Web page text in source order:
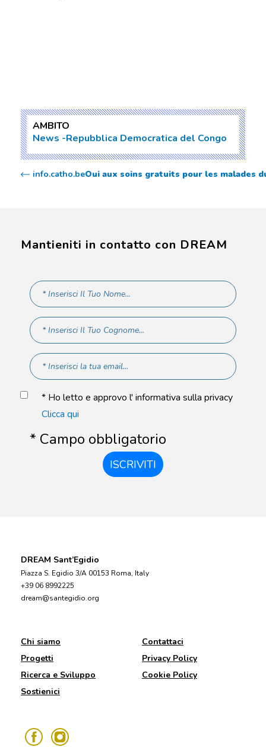
AMBITO
News Repubblica Democratica del Congo
info.catho.beOui aux soins gratuits pour les malades
Mantieniti in contatto con DREAM
* Ho letto e approvo l' informativa sulla privacy
Clicca qui
* Campo obbligatorio
ISCRIVITI
DREAM Sant’Egidio
Piazza S. Egidio 3/A 00153 Roma, Italy
+39 06 8992225
dream@santegidio.org
Chi siamo
Progetti
Ricerca e Sviluppo
Sostienici
Contattaci
Privacy Policy
Cookie Policy